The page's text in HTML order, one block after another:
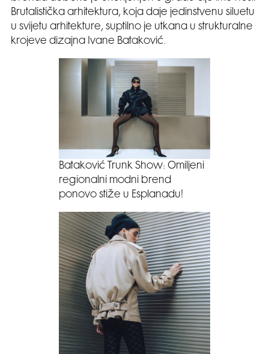
Brutalistička arhitektura, koja daje jedinstvenu siluetu
u svijetu arhitekture, suptilno je utkana u strukturalne
krojeve dizajna Ivane Bataković.
Bataković Trunk Show: Omiljeni
regionalni modni brend
ponovo stiže u Esplanadu!